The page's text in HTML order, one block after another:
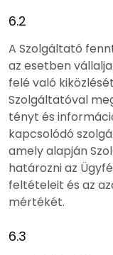
6.2
A Szolgáltató
az esetben
felé való
Szolgáltatóval
tényt és
kapcsolódó
amely alapján
határozni az
feltételeit és az
mértékét.
6.3